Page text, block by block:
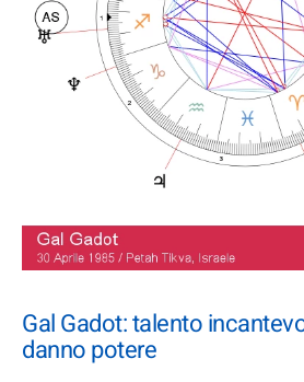
Gal Gadot: talento
danno potere